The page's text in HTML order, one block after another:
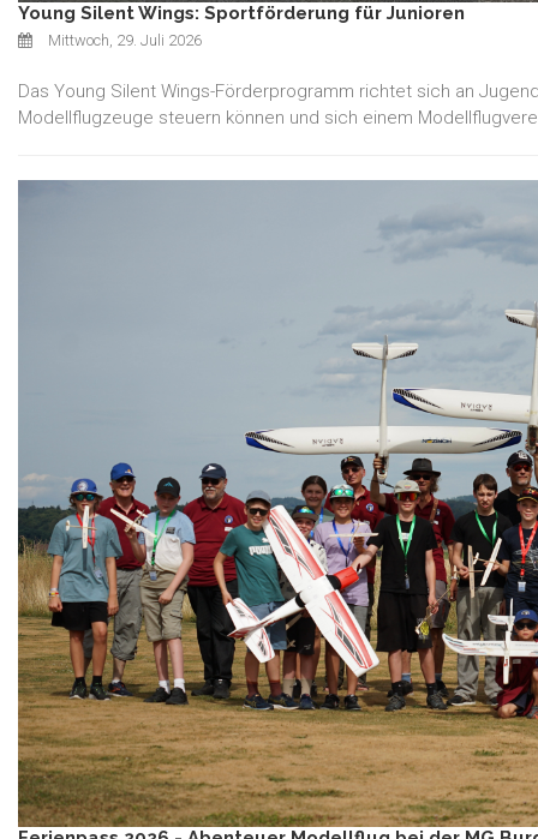
Young Silent Wings: Sportförderung für Junioren
Mittwoch, 29. Juli 2026
Das Young Silent Wings-Förderprogramm richtet sich an
Modellflugzeuge steuern können und sich einem